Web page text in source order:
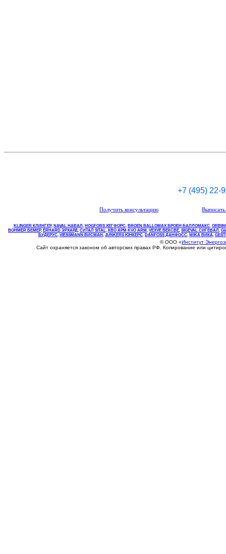
+7 (495) 22-
Получить консультацию
KLINGER КЛИНГЕР, NAVAL НАВАЛ , НOGFORS ХЕГФОРС, BROEN BALLOMAX БРОЕН БАЛЛОМАКС,
BOHMER БЕМЕР, ERHARD ЭРХАРД, СИТАЛ SITAL, КВО АРМ KVO ARM, VEXVE ВЕКСВЕ, SIGEVAL СИГЕВАЛ ,
БУДЕРУС, VIESSMANN ВИСМАН , JUNKERS ЮНКЕРС. DANFOSS ДАНФОСС, WIKA ВИКА,
© ООО «Институт
Сайт охраняется законом об авторских правах РФ. Копирование или